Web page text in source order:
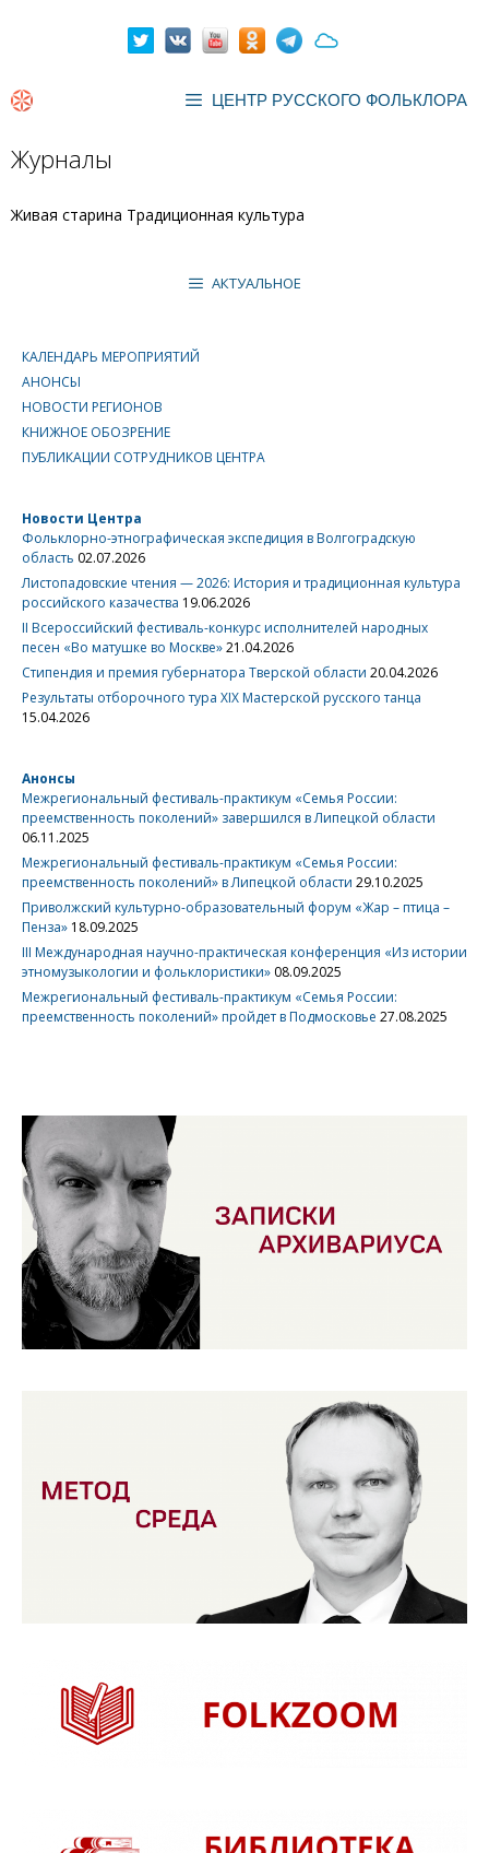
ЦЕНТР РУССКОГО ФОЛЬКЛОРА
Журналы
Живая старина Традиционная культура
АКТУАЛЬНОЕ
КАЛЕНДАРЬ МЕРОПРИЯТИЙ
АНОНСЫ
НОВОСТИ РЕГИОНОВ
КНИЖНОЕ ОБОЗРЕНИЕ
ПУБЛИКАЦИИ СОТРУДНИКОВ ЦЕНТРА
Новости Центра
Фольклорно-этнографическая экспедиция в Волгоградскую
область 02.07.2026
Листопадовские чтения — 2026: История и традиционная культура
российского казачества 19.06.2026
II Всероссийский фестиваль-конкурс исполнителей народных
песен «Во матушке во Москве»21.04.2026
Стипендия и премия губернатора Тверской области 20.04.2026
Результаты отборочного тура XIX Мастерской русского танца
15.04.2026
Анонсы
Межрегиональный фестиваль-практикум «Семья России:
преемственность поколений» завершился в Липецкой области
06.11.2025
Межрегиональный фестиваль-практикум «Семья России:
преемственность поколений» в Липецкой области 29.10.2025
Приволжский культурно-образовательный форум «Жар – птица –
Пенза» 18.09.2025
III Международная научно-практическая конференция «Из истории
этномузыкологии и фольклористики» 08.09.2025
Межрегиональный фестиваль-практикум «Семья России:
преемственность поколений» пройдет в Подмосковье 27.08.2025